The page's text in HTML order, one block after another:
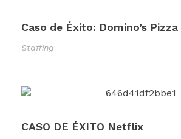
Caso de Éxito: Domino’s Pizza
Staffing
CASO DE ÉXITO Netflix